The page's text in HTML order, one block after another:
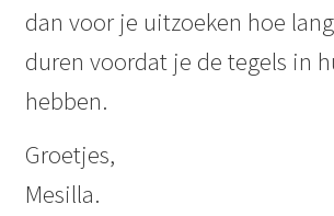
dan voor je uitzoeken hoe
duren voordat je de tegels in
hebben.
Groetjes,
Mesilla.